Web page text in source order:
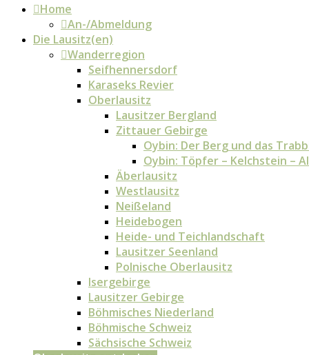
Home
An-/Abmeldung
Die Lausitz(en)
Wanderregion
Seifhennersdorf
Karaseks Revier
Oberlausitz
Lausitzer Bergland
Zittauer Gebirge
Oybin: Der Berg und das
Oybin: Töpfer – Kelchstein –
Äberlausitz
Westlausitz
Neißeland
Heidebogen
Heide- und Teichlandschaft
Lausitzer Seenland
Polnische Oberlausitz
Isergebirge
Lausitzer Gebirge
Böhmisches Niederland
Böhmische Schweiz
Sächsische Schweiz